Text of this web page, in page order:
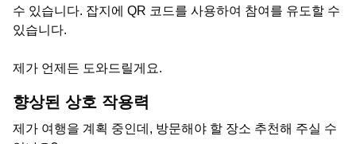
수 있습니다. 잡지에 QR 코드를 사용하여 참여를 유도할 수
있습니다.
제가 언제든 도와드릴게요.
향상된 상호 작용력
제가 여행을 계획 중인데, 방문해야 할 장소 추천해 주실 수